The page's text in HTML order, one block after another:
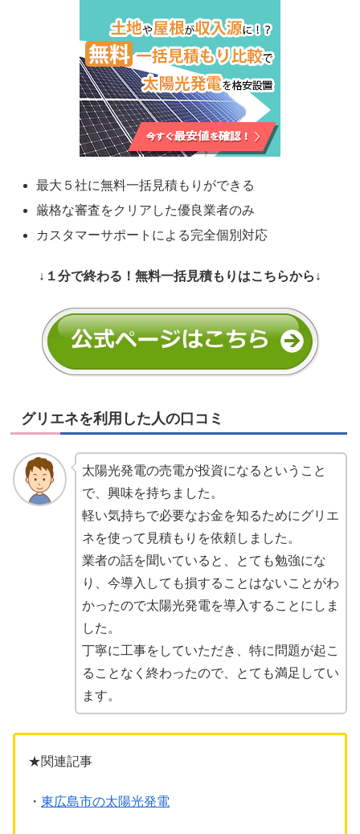
最大５社に無料一括見積もりができる
厳格な審査をクリアした優良業者のみ
カスタマーサポートによる完全個別対応
↓１分で終わる！無料一括見積もりはこちらから↓
グリエネを利用した人の口コミ
太陽光発電の売電が投資になるということ
で、興味を持ちました。
軽い気持ちで必要なお金を知るためにグリエ
ネを使って見積もりを依頼しました。
業者の話を聞いていると、とても勉強にな
り、今導入しても損することはないことがわ
かったので太陽光発電を導入することにしま
した。
丁寧に工事をしていただき、特に問題が起こ
ることなく終わったので、とても満足してい
ます。
★関連記事
・ 東広島市の太陽光発電